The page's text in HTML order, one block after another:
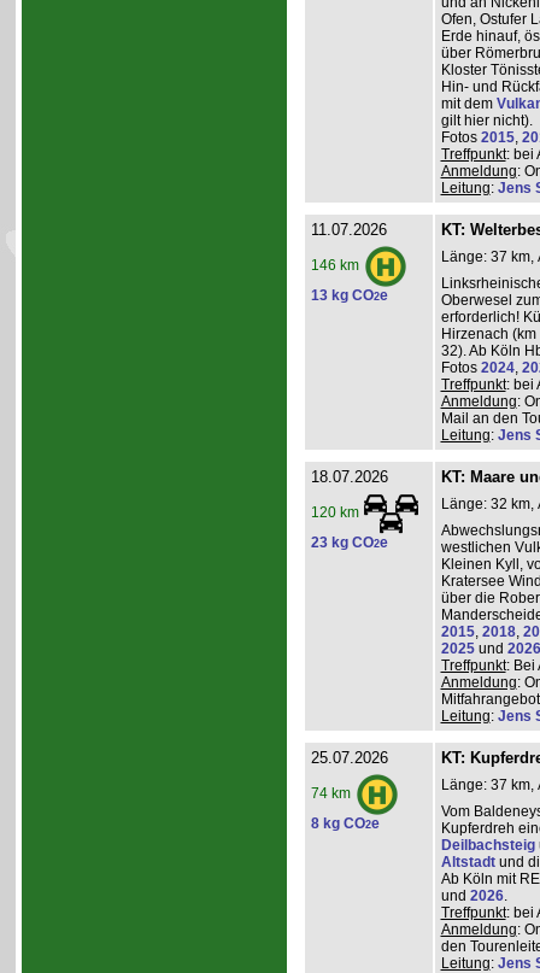
Ofen, Ostufer
Erde hinauf,
über
Kloster
Hin- und
mit dem
gilt hier nicht).
Fotos 2015,
Treffpunkt: bei
Anmeldung:
Leitung: Jens
11.07.2026
146 km
13 kg CO2e
KT:
Länge: 37 km,
Oberwesel
erforderlich!
Hirzenach
32). Ab Köln
Fotos 2024,
Treffpunkt: bei
Anmeldung:
Mail an den
Leitung: Jens
18.07.2026
120 km
23 kg CO2e
KT: Maare
Länge: 32 km,
westlichen
Kleinen Kyll,
Kratersee
über die
2015, 2018,
2025und 2026
Treffpunkt: Bei
Anmeldung:
Leitung: Jens
25.07.2026
74 km
8 kg CO2e
KT:
Länge: 37 km,
Vom
Kupferdreh
Deilbachsteig
Altstadtund
Ab Köln mit
und 2026.
Treffpunkt: bei
Anmeldung:
den
Leitung: Jens